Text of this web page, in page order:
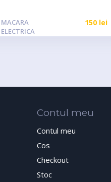
MACARA
ELECTRICA
150 lei
Contul meu
Contul meu
Cos
Checkout
Stoc